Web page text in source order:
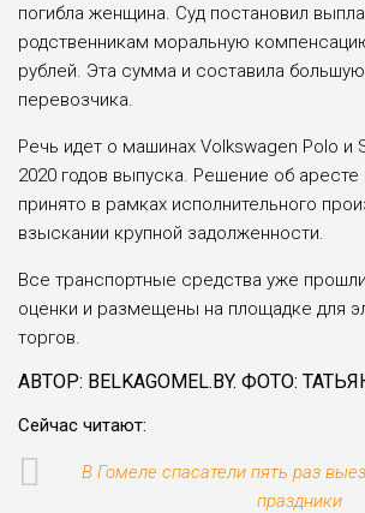
погибла женщина. Суд постановил
родственникам моральную
рублей. Эта сумма и составила большую
перевозчика.
Речь идет о машинах Volkswagen Polo и
2020 годов выпуска. Решение об
принято в рамках исполнительного
взыскании крупной задолженности.
Все транспортные средства уже
оценки и размещены на площадке для
торгов.
АВТОР: BELKAGOMEL.BY. ФОТО:
Сейчас читают:
В Гомеле спасатели пять раз
праздники